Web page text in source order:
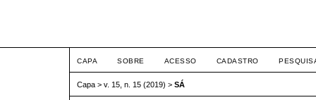
CAPA SOBRE ACESSO CADASTRO
Capa > v. 15, n. 15 (2019) > SÁ